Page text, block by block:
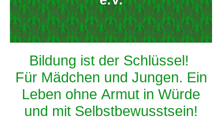
Bildung ist der Schlüssel!
Für Mädchen und Jungen. Ein
Leben ohne Armut in Würde
und mit Selbstbewusstsein!